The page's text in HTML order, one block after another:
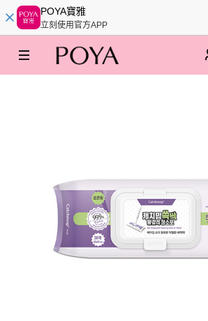
POYA寶雅
立刻使用官方APP